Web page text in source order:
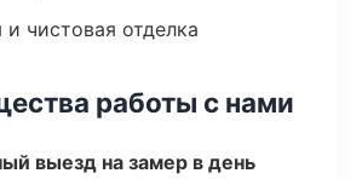
и чистовая отделка
работы с нами
выезд на замер в день